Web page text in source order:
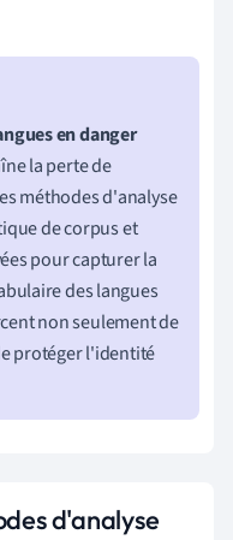
en danger
la perte de
méthodes d'analyse
de corpus et
pour capturer la
des langues
non seulement de
protéger l'identité
d'analyse